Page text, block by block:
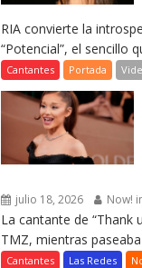
RIA convierte la
“Potencial”, el sencillo
Cantantes Portada
julio 18, 2026 Now!
La cantante de “Thank
TMZ, mientras
Cantantes Las Redes